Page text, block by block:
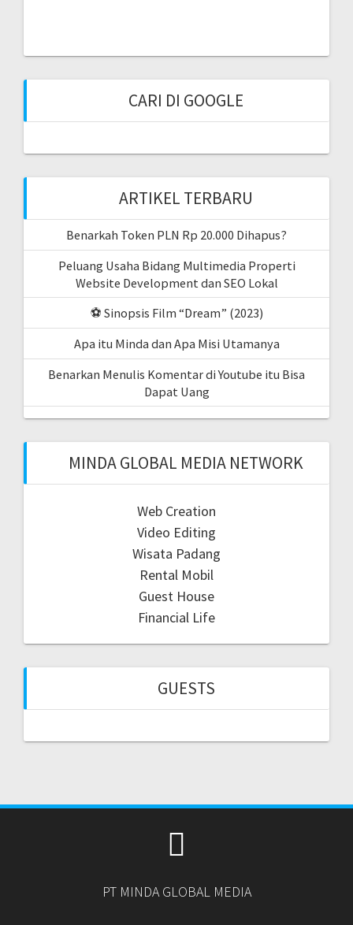
CARI DI GOOGLE
ARTIKEL TERBARU
Benarkah Token PLN Rp 20.000 Dihapus?
Peluang Usaha Bidang Multimedia Properti
Website Development dan SEO Lokal
⚽ Sinopsis Film “Dream” (2023)
Apa itu Minda dan Apa Misi Utamanya
Benarkan Menulis Komentar di Youtube itu Bisa
Dapat Uang
MINDA GLOBAL MEDIA NETWORK
Web Creation
Video Editing
Wisata Padang
Rental Mobil
Guest House
Financial Life
GUESTS
PT MINDA GLOBAL MEDIA